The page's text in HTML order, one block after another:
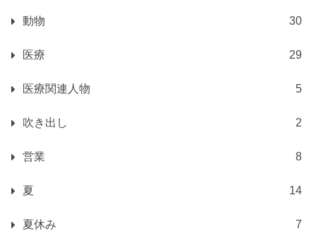
動物 30
医療 29
医療関連人物 5
吹き出し 2
営業 8
夏 14
夏休み 7